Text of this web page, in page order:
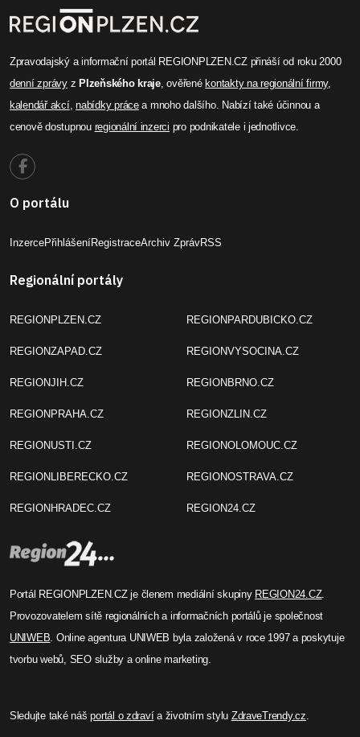
Zpravodajský a informační portál REGIONPLZEN.CZ přináší od roku 2000
denní zprávyz Plzeňského kraje, ověřené kontakty na regionální firmy,
kalendář akcí,nabídky prácea mnoho dalšího. Nabízí také účinnou a
cenově dostupnou regionální inzerci pro podnikatele i jednotlivce.
O portálu
InzercePřihlášeníRegistraceArchiv ZprávRSS
Regionální portály
REGIONPLZEN.CZ
REGIONZAPAD.CZ
REGIONJIH.CZ
REGIONPRAHA.CZ
REGIONUSTI.CZ
REGIONLIBERECKO.CZ
REGIONHRADEC.CZ
REGIONPARDUBICKO.CZ
REGIONVYSOCINA.CZ
REGIONBRNO.CZ
REGIONZLIN.CZ
REGIONOLOMOUC.CZ
REGIONOSTRAVA.CZ
REGION24.CZ
Portál REGIONPLZEN.CZ je členem mediální skupiny REGION24.CZ.
Provozovatelem sítě regionálních a informačních portálů je společnost
UNIWEB. Online agentura UNIWEB byla založená v roce 1997 a poskytuje
tvorbu webů, SEO služby a online marketing.
Sledujte také nášportál o zdravía životním stylu ZdraveTrendy.cz.